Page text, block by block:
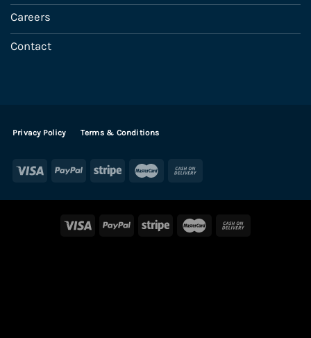
Careers
Contact
Privacy Policy Terms & Conditions